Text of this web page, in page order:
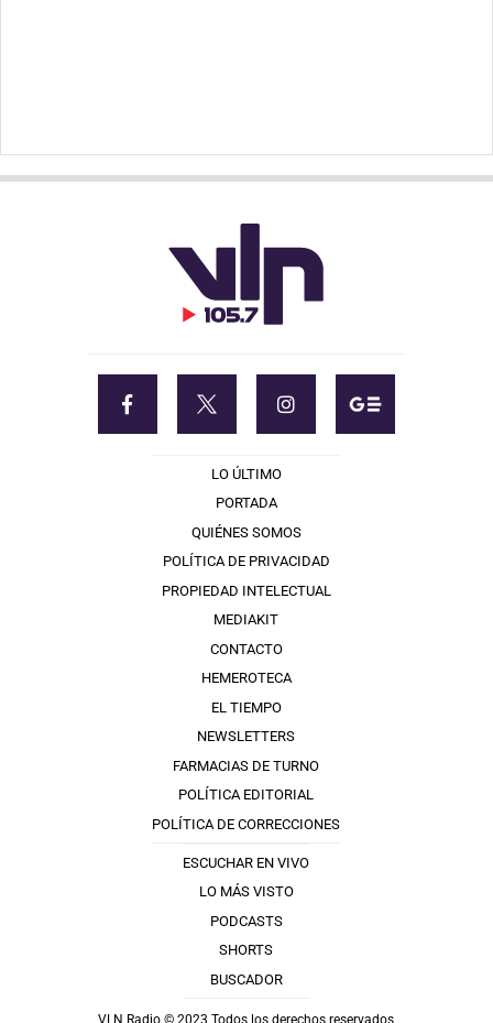
LO ÚLTIMO
PORTADA
QUIÉNES SOMOS
POLÍTICA DE PRIVACIDAD
PROPIEDAD INTELECTUAL
MEDIAKIT
CONTACTO
HEMEROTECA
EL TIEMPO
NEWSLETTERS
FARMACIAS DE TURNO
POLÍTICA EDITORIAL
POLÍTICA DE CORRECCIONES
ESCUCHAR EN VIVO
LO MÁS VISTO
PODCASTS
SHORTS
BUSCADOR
VLN Radio © 2023 Todos los derechos reservados